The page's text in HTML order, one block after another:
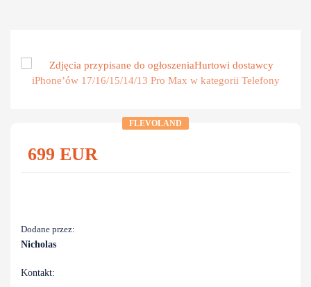
Zobacz
FLEVOLAND
699 EUR
Dodane przez:
Nicholas
Kontakt: